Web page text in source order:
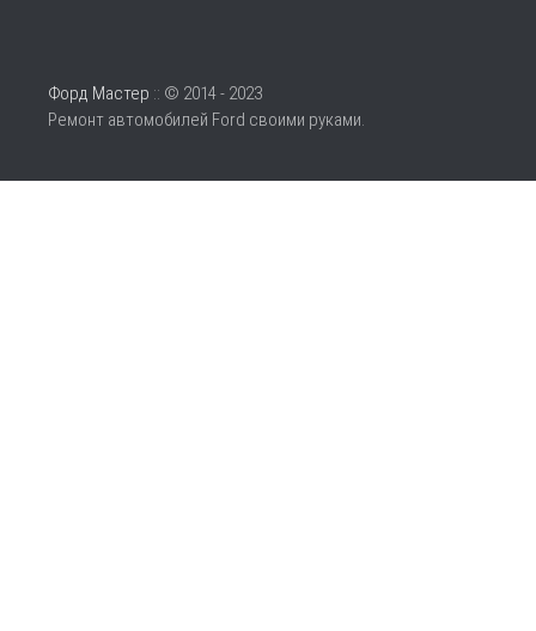
Форд Мастер :: © 2014 - 2023
Ремонт автомобилей Ford своими руками.